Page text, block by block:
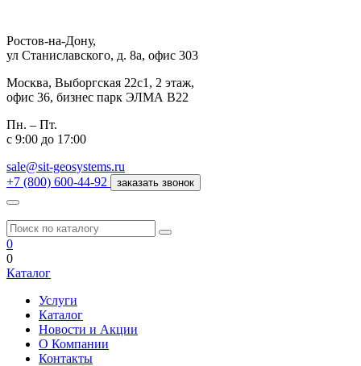
Ростов-на-Дону,
ул Станиславского, д. 8а, офис 303
Москва, Выборгская 22с1, 2 этаж,
офис 36, бизнес парк ЭЛМА В22
Пн. – Пт.
с 9:00 до 17:00
sale@sit-geosystems.ru
+7 (800) 600-44-92
заказать звонок
0
0
Каталог
Услуги
Каталог
Новости и Акции
О Компании
Контакты